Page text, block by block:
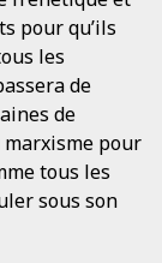
pour qu’ils
les
de
de
pour
tous les
sous son